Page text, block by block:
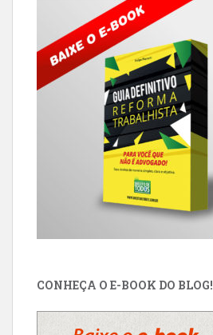
CONHEÇA O E-BOOK DO BLOG!